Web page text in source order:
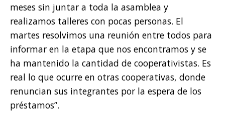
meses sin juntar a toda la asamblea y
realizamos talleres con pocas personas. El
martes resolvimos una reunión entre todos para
informar en la etapa que nos encontramos y se
ha mantenido la cantidad de cooperativistas. Es
real lo que ocurre en otras cooperativas, donde
renuncian sus integrantes por la espera de los
préstamos”.